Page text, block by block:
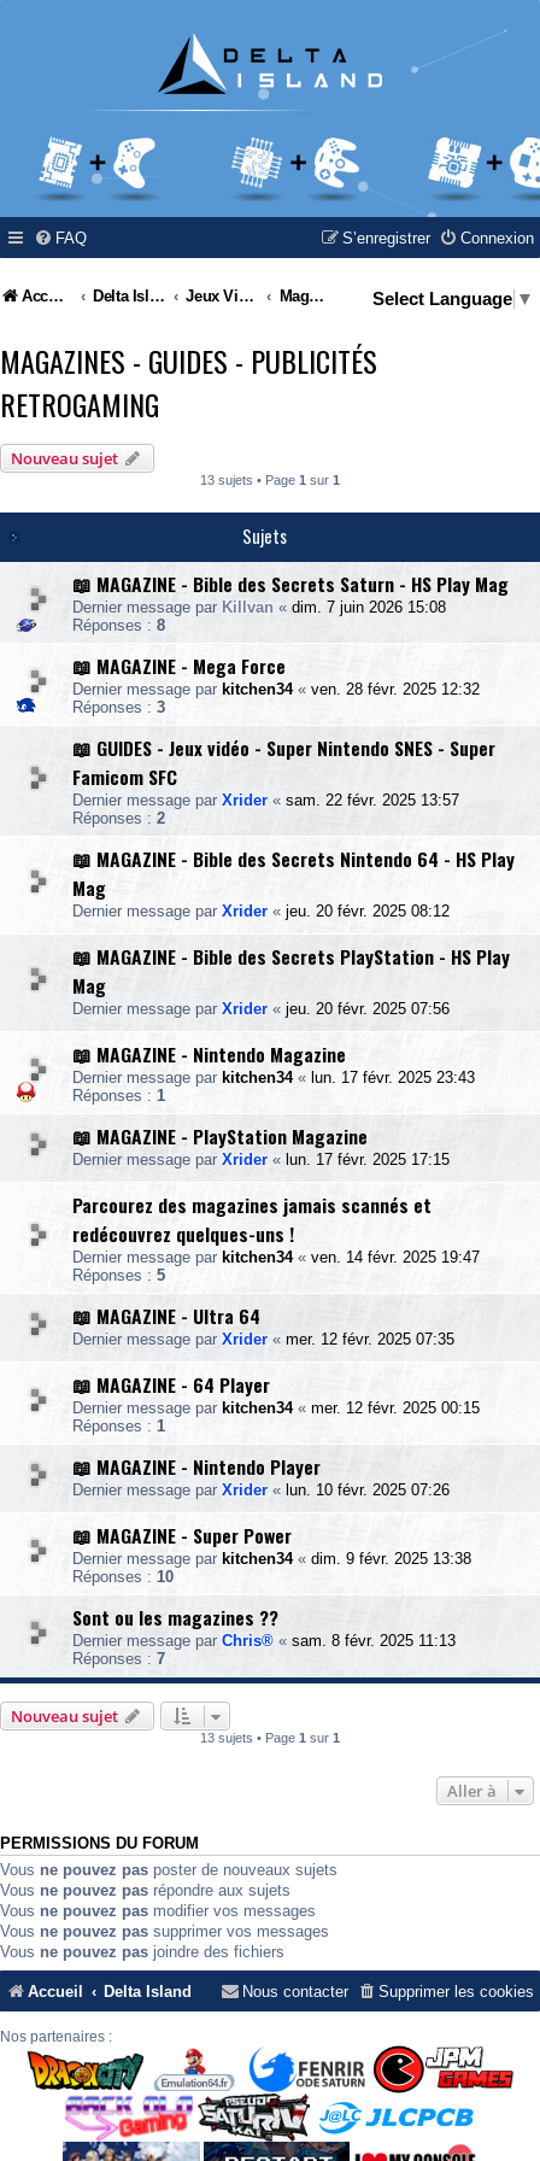
FAQ Connexion
S’enregistrer
Accueil Delta Island Jeux Video Magazines - Guides - Publicités Retrogaming Select Language ▼
MAGAZINES - GUIDES - PUBLICITÉS
RETROGAMING
Nouveau sujet
13 sujets • Page 1 sur 1
Sujets
📖 MAGAZINE - Bible des Secrets Saturn - HS Play Mag
Dernier message par Killvan « dim. 7 juin 2026 15:08
Réponses : 8
📖 MAGAZINE - Mega Force
Dernier message par kitchen34« ven. 28 févr. 2025 12:32
Réponses : 3
📖 GUIDES - Jeux vidéo - Super Nintendo SNES - Super
Famicom SFC
Dernier message par Xrider « sam. 22 févr. 2025 13:57
Réponses : 2
📖 MAGAZINE - Bible des Secrets Nintendo 64 - HS Play
Mag
Dernier message par Xrider « jeu. 20 févr. 2025 08:12
📖 MAGAZINE - Bible des Secrets PlayStation - HS Play
Mag
Dernier message par Xrider « jeu. 20 févr. 2025 07:56
📖 MAGAZINE - Nintendo Magazine
Dernier message par kitchen34« lun. 17 févr. 2025 23:43
Réponses : 1
📖 MAGAZINE - PlayStation Magazine
Dernier message par Xrider « lun. 17 févr. 2025 17:15
Parcourez des magazines jamais scannés et
redécouvrez quelques-uns !
Dernier message par kitchen34« ven. 14 févr. 2025 19:47
Réponses : 5
📖 MAGAZINE - Ultra 64
Dernier message par Xrider « mer. 12 févr. 2025 07:35
📖 MAGAZINE - 64 Player
Dernier message par kitchen34« mer. 12 févr. 2025 00:15
Réponses : 1
📖 MAGAZINE - Nintendo Player
Dernier message par Xrider « lun. 10 févr. 2025 07:26
📖 MAGAZINE - Super Power
Dernier message par kitchen34« dim. 9 févr. 2025 13:38
Réponses : 10
Sont ou les magazines ??
Dernier message par Chris® « sam. 8 févr. 2025 11:13
Réponses : 7
Nouveau sujet
13 sujets • Page 1 sur 1
Aller à
PERMISSIONS DU FORUM
Vous ne pouvez pas poster de nouveaux sujets
Vous ne pouvez pas répondre aux sujets
Vous ne pouvez pas modifier vos messages
Vous ne pouvez pas supprimer vos messages
Vous ne pouvez pas joindre des fichiers
Accueil Delta Island Supprimer les cookies
Nous contacter
Nos partenaires :